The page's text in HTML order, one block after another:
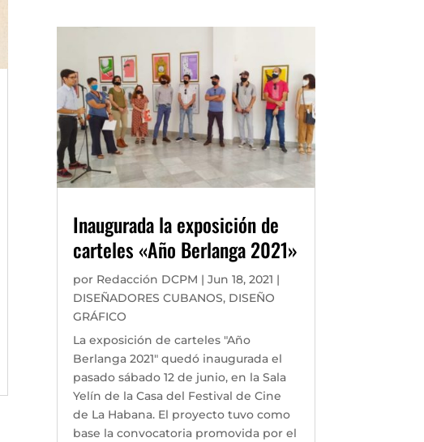
Inaugurada la exposición de
carteles «Año Berlanga 2021»
por Redacción DCPM | Jun 18, 2021 |
DISEÑADORES CUBANOS, DISEÑO
GRÁFICO
La exposición de carteles "Año
Berlanga 2021" quedó inaugurada el
pasado sábado 12 de junio, en la Sala
Yelín de la Casa del Festival de Cine
de La Habana. El proyecto tuvo como
base la convocatoria promovida por el